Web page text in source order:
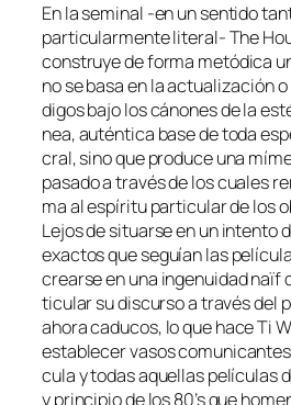
En la se­mi­nal ‑en un sen­ti­do
par­ti­cu­lar­men­te literal-The
cons­tru­ye de for­ma me­tó­di­ca
no se ba­sa en la ac­tua­li­za­ción
di­gos ba­jo los cá­no­nes de la
nea, au­tén­ti­ca ba­se de to­da
cral, sino que pro­du­ce una
pa­sa­do a tra­vés de los cua­les
ma al es­pí­ri­tu par­ti­cu­lar de los
Lejos de si­tuar­se en un in­ten­to
exac­tos que se­guían las
crear­se en una in­ge­nui­dad naïf
ti­cu­lar su dis­cur­so a tra­vés del
aho­ra ca­du­cos, lo que ha­ce Ti
es­ta­ble­cer va­sos
cu­la y to­das aque­llas pe­lí­cu­las
y prin­ci­pio de los 80’s que